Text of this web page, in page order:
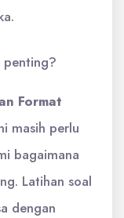
penting?
Format
masih perlu
bagaimana
Latihan soal
dengan